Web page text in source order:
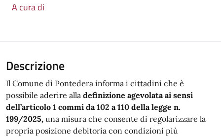
A cura di
Descrizione
Il Comune di Pontedera informa i cittadini che è
possibile aderire alla definizione agevolata ai sensi
dell’articolo 1 commi da 102 a 110 della legge n.
199/2025, una misura che consente di regolarizzare la
propria posizione debitoria con condizioni più